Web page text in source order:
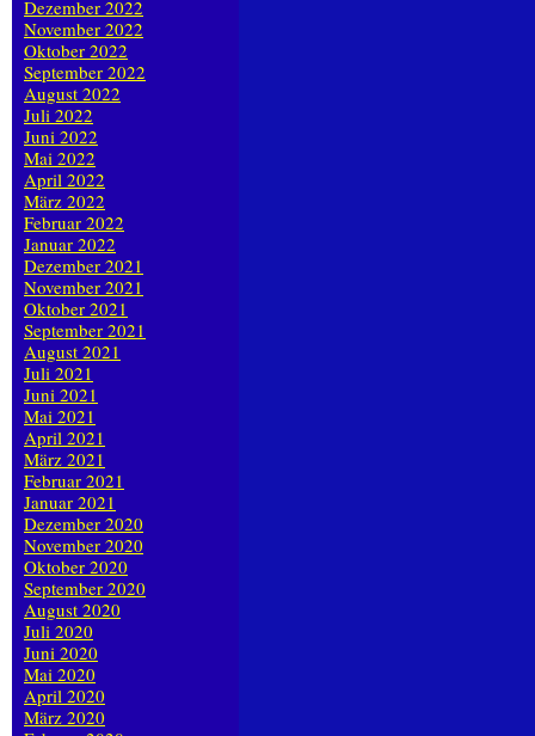
Dezember 2022
November 2022
Oktober 2022
September 2022
August 2022
Juli 2022
Juni 2022
Mai 2022
April 2022
März 2022
Februar 2022
Januar 2022
Dezember 2021
November 2021
Oktober 2021
September 2021
August 2021
Juli 2021
Juni 2021
Mai 2021
April 2021
März 2021
Februar 2021
Januar 2021
Dezember 2020
November 2020
Oktober 2020
September 2020
August 2020
Juli 2020
Juni 2020
Mai 2020
April 2020
März 2020